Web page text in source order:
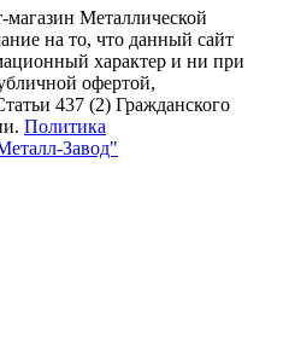
Металлической
на то, что данный сайт
характер и ни при
офертой,
437 (2) Гражданского
Политика
Завод"